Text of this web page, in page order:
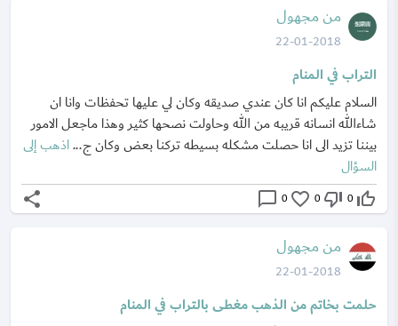
من مجهول
22-01-2018
التراب في المنام
السلام عليكم انا كان عندي صديقه وكان لي عليها تحفظات وانا ان
شاءالله انسانه قريبه من الله وحاولت نصحها كثير وهذا ماجعل الامور
بيننا تزيد الى انا حصلت مشكله بسيطه تركنا بعض وكان ج...اذهب إلى
السؤال
thumb_up_off_alt
0
thumb_down_off_alt
0
favorite_border
0
chat_bubble_outline
share
من مجهول
22-01-2018
حلمت بخاتم من الذهب مغطى بالتراب في المنام